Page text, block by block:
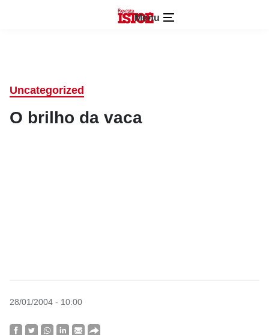
Menu
Uncategorized
O brilho da vaca
28/01/2004 - 10:00